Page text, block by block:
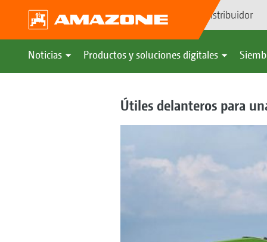
Búsqueda de distribuidor
Noticias Productos y soluciones digitales
Útiles delanteros para